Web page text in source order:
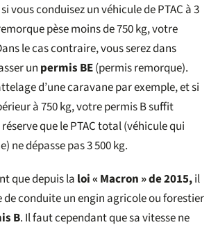
vous conduisez un véhicule de PTAC à 3
pèse moins de 750 kg, votre
le cas contraire, vous serez dans
un permis BE(permis remorque).
d’une caravane par exemple, et si
à 750 kg, votre permis B suffit
que le PTAC total (véhicule qui
ne dépasse pas 3 500 kg.
que depuis la loi « Macron » de 2015,il
de conduite un engin agricole ou forestier
B. Il faut cependant que sa vitesse ne